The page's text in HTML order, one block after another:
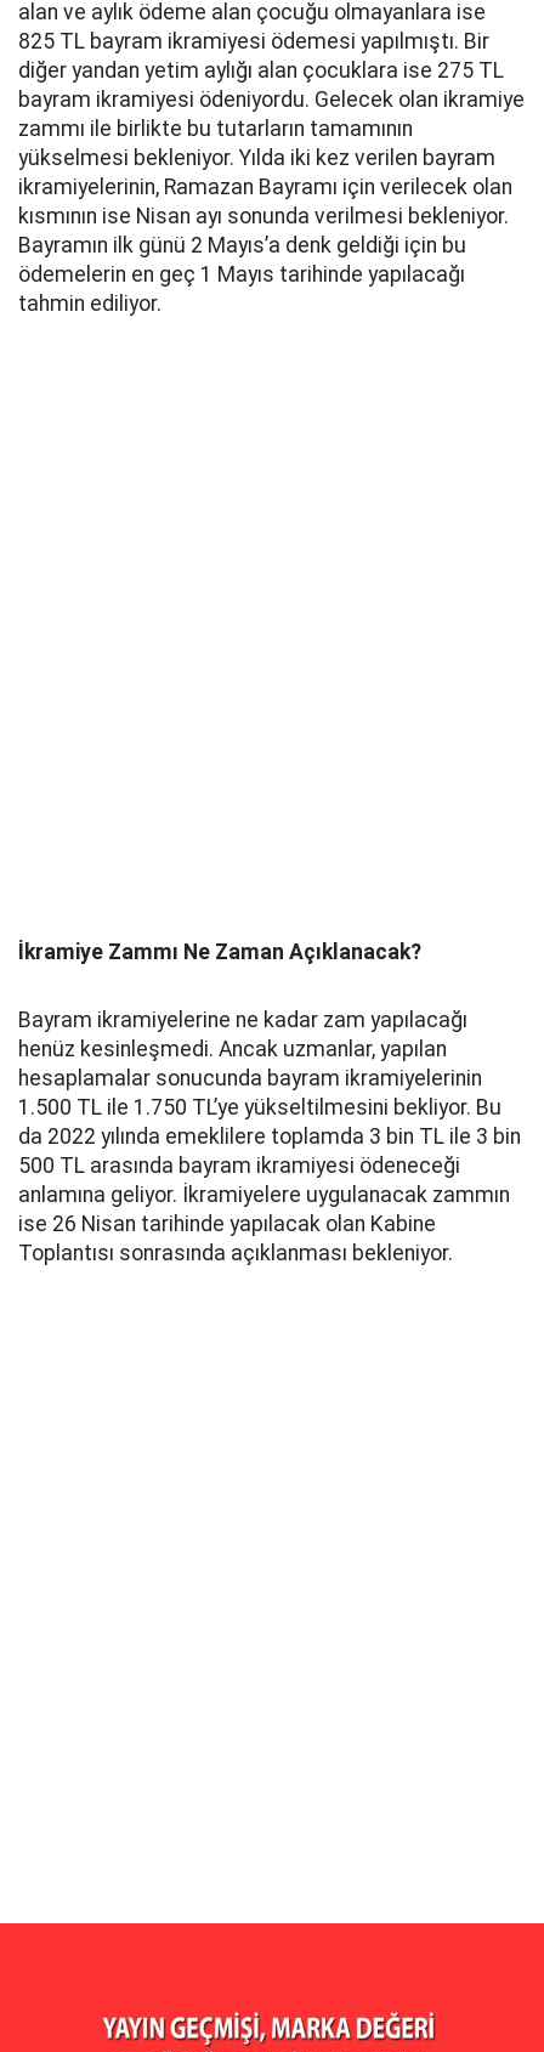
alan ve aylık ödeme alan çocuğu olmayanlara ise
825 TL bayram ikramiyesi ödemesi yapılmıştı. Bir
diğer yandan yetim aylığı alan çocuklara ise 275 TL
bayram ikramiyesi ödeniyordu. Gelecek olan ikramiye
zammı ile birlikte bu tutarların tamamının
yükselmesi bekleniyor. Yılda iki kez verilen bayram
ikramiyelerinin, Ramazan Bayramı için verilecek olan
kısmının ise Nisan ayı sonunda verilmesi bekleniyor.
Bayramın ilk günü 2 Mayıs’a denk geldiği için bu
ödemelerin en geç 1 Mayıs tarihinde yapılacağı
tahmin ediliyor.
İkramiye Zammı Ne Zaman Açıklanacak?
Bayram ikramiyelerine ne kadar zam yapılacağı
henüz kesinleşmedi. Ancak uzmanlar, yapılan
hesaplamalar sonucunda bayram ikramiyelerinin
1.500 TL ile 1.750 TL’ye yükseltilmesini bekliyor. Bu
da 2022 yılında emeklilere toplamda 3 bin TL ile 3 bin
500 TL arasında bayram ikramiyesi ödeneceği
anlamına geliyor. İkramiyelere uygulanacak zammın
ise 26 Nisan tarihinde yapılacak olan Kabine
Toplantısı sonrasında açıklanması bekleniyor.